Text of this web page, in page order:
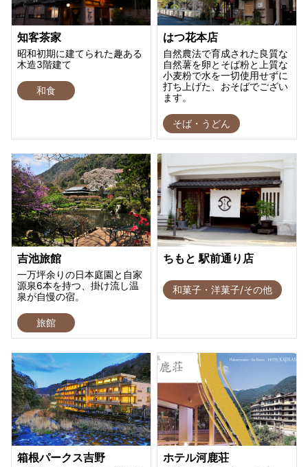
知客茶家
昭和初期に建てられた趣ある
木造3階建て
和食
はつ花本店
自然農法で育成された良質な
自然薯を卵とそば粉と上質な
小麦粉で水を一切使用せずに
打ち上げた、おそばでござい
ます。
そば・うどん
吉池旅館
一万坪余りの日本庭園と自家
源泉6本を持つ、掛け流し温
泉が自慢の宿。
旅館
ちもと 駅前通り店
和菓子・洋菓子/その他
箱根パークス吉野 ホテル河鹿荘